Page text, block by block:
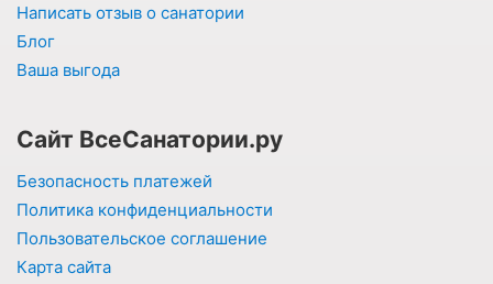
Написать отзыв о санатории
Блог
Ваша выгода
Сайт ВсеСанатории.ру
Безопасность платежей
Политика конфиденциальности
Пользовательское соглашение
Карта сайта